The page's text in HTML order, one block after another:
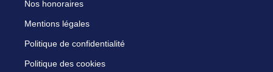
Nos honoraires
Mentions légales
Politique de confidentialité
Politique des cookies